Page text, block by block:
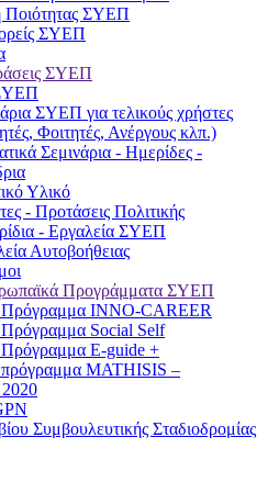
Ποιότητας ΣΥΕΠ
ΣΥΕΠ
ΣΥΕΠ
ΣΥΕΠ για τελικούς χρήστες
Φοιτητές, Ανέργους κλπ.)
Σεμινάρια - Ημερίδες -
Υλικό
- Προτάσεις Πολιτικής
- Εργαλεία ΣΥΕΠ
Αυτοβοήθειας
Προγράμματα ΣΥΕΠ
INNO-CAREER
Social Self
E-guide +
MATHISIS –
Συμβουλευτικής Σταδιοδρομίας